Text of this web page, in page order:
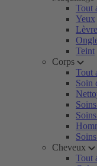
Tout
Yeux
Teint
Corps
Tout
Soin
Cheveux
Tout